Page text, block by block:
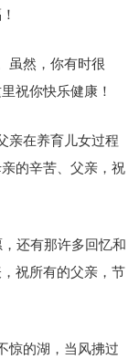
虽然，你有时很
祝你快乐健康！
亲在养育儿女过程
的辛苦、父亲，祝
还有那许多回忆和
祝所有的父亲，节
惊的湖，当风拂过